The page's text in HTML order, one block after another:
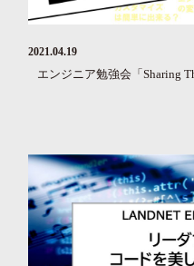
2021.04.19
エンジニア勉強会「Sharing